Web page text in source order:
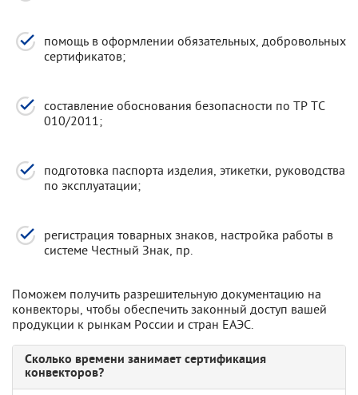
помощь в оформлении обязательных, добровольных
сертификатов;
составление обоснования безопасности по ТР ТС
010/2011;
подготовка паспорта изделия, этикетки, руководства
по эксплуатации;
регистрация товарных знаков, настройка работы в
системе Честный Знак, пр.
Поможем получить разрешительную документацию на
конвекторы, чтобы обеспечить законный доступ вашей
продукции к рынкам России и стран ЕАЭС.
Сколько времени занимает сертификация
конвекторов?